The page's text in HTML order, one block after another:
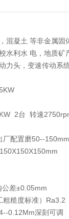
混凝土 等非金属
水利水 电，地质矿
力头，变速传动系
2台 转速
配置磨50--150mm
差±0.05mm
粗糙度标准）Ra3.2
0.12Mm深刻可调